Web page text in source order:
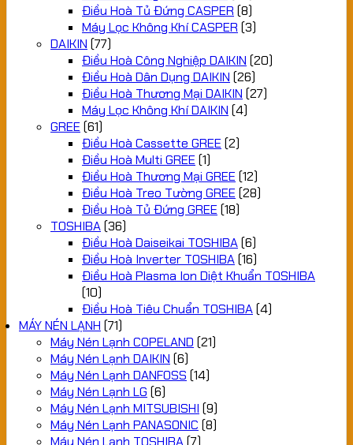
Điều Hoà Tủ Đứng CASPER (8)
Máy Lọc Không Khí CASPER (3)
DAIKIN (77)
Điều Hoà Công Nghiệp DAIKIN (20)
Điều Hoà Dân Dụng DAIKIN (26)
Điều Hoà Thương Mại DAIKIN (27)
Máy Lọc Không Khí DAIKIN (4)
GREE (61)
Điều Hoà Cassette GREE (2)
Điều Hoà Multi GREE (1)
Điều Hoà Thương Mại GREE (12)
Điều Hoà Treo Tường GREE (28)
Điều Hoà Tủ Đứng GREE (18)
TOSHIBA(36)
Điều Hoà Daiseikai TOSHIBA(6)
Điều Hoà Inverter TOSHIBA(16)
Điều Hoà Plasma Ion Diệt Khuẩn TOSHIBA
(10)
Điều Hoà Tiêu Chuẩn TOSHIBA(4)
MÁY NÉN LẠNH (71)
Máy Nén Lạnh COPELAND (21)
Máy Nén Lạnh DAIKIN (6)
Máy Nén Lạnh DANFOSS (14)
Máy Nén Lạnh LG (6)
Máy Nén Lạnh MITSUBISHI (9)
Máy Nén Lạnh PANASONIC (8)
Máy Nén Lạnh TOSHIBA (7)